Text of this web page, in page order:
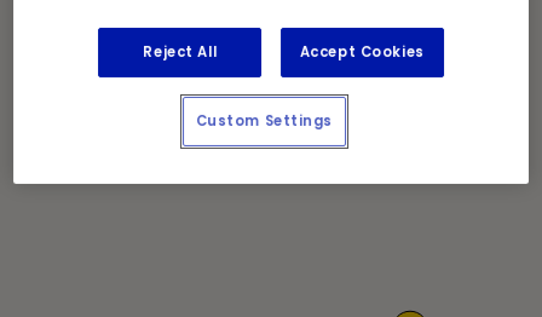
Reject All Accept Cookies
Custom Settings